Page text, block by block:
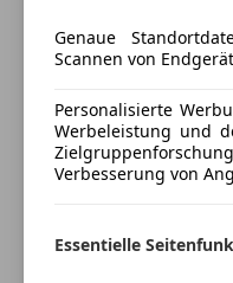
ABS
Fahrerairbag
Isofix
Servolenkung
Zentralverriegelung
Extras
guten Zustand.
Der Bus hat einen
deshalb über sehr viel
Sitzplätze: 5,
Zahnriemen und
km getauscht.
Weiter Details:
Mehr anzeigen
Genaue
Scannen von
Personalisierte
Werbeleistung und
Verbesserung von
Essentielle